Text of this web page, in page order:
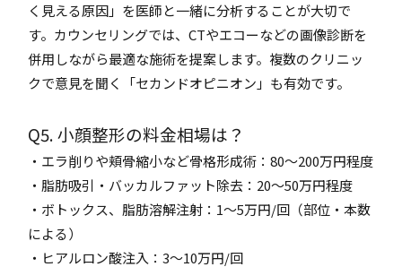
く見える原因」を医師と一緒に分析することが大切で
す。カウンセリングでは、CTやエコーなどの画像診断を
併用しながら最適な施術を提案します。複数のクリニッ
クで意見を聞く「セカンドオピニオン」も有効です。
Q5. 小顔整形の料金相場は？
・エラ削りや頬骨縮小など骨格形成術：80～200万円程度
・脂肪吸引・バッカルファット除去：20～50万円程度
・ボトックス、脂肪溶解注射：1～5万円/回（部位・本数
による）
・ヒアルロン酸注入：3～10万円/回